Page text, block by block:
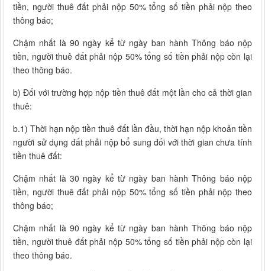
tiền, người thuê đất phải nộp 50% tổng số tiền phải nộp theo
thông báo;
Chậm nhất là 90 ngày kể từ ngày ban hành Thông báo nộp
tiền, người thuê đất phải nộp 50% tổng số tiền phải nộp còn lại
theo thông báo.
b) Đối với trường hợp nộp tiền thuê đất một lần cho cả thời gian
thuê:
b.1) Thời hạn nộp tiền thuê đất lần đầu, thời hạn nộp khoản tiền
người sử dụng đất phải nộp bổ sung đối với thời gian chưa tính
tiền thuê đất:
Chậm nhất là 30 ngày kể từ ngày ban hành Thông báo nộp
tiền, người thuê đất phải nộp 50% tổng số tiền phải nộp theo
thông báo;
Chậm nhất là 90 ngày kể từ ngày ban hành Thông báo nộp
tiền, người thuê đất phải nộp 50% tổng số tiền phải nộp còn lại
theo thông báo.